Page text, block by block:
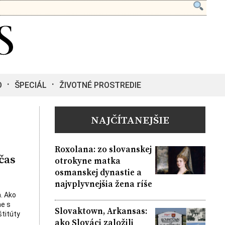
ŠPECIÁL ŽIVOTNÉ PROSTREDIE
Ako
s
NAJČÍTANEJŠIE
Roxolana: zo slovanskej
otrokyne matka
osmanskej dynastie a
najvplyvnejšia žena ríše
Slovaktown, Arkansas:
ako Slováci založili